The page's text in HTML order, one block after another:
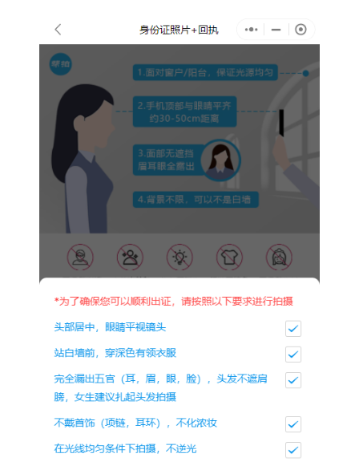
为确保可以顺利出证，拍摄时请按照以下要求：
头部居中，眼睛平视镜头
站在白墙前，穿着深色有领衣服
完全露出五官（耳、眉、眼、脸），头发不遮肩膀。